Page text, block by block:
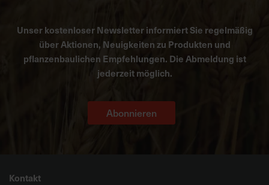
Unser kostenloser Newsletter informiert Sie regelmäßig
über Aktionen, Neuigkeiten zu Produkten und
pflanzenbaulichen Empfehlungen. Die Abmeldung ist
jederzeit möglich.
Abonnieren
Kontakt